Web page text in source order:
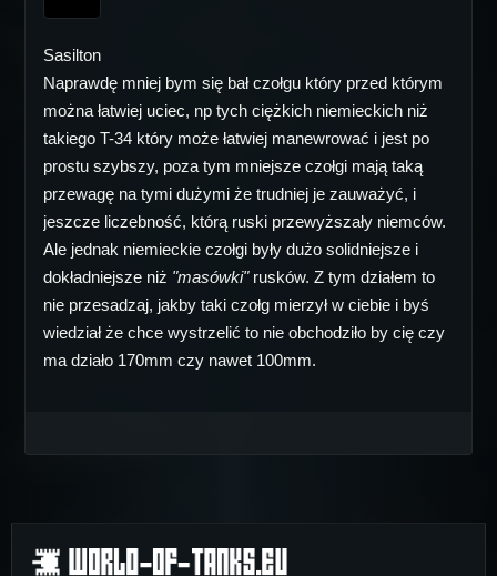
Sasilton
Naprawdę mniej bym się bał czołgu który przed którym
można łatwiej uciec, np tych ciężkich niemieckich niż
takiego T-34 który może łatwiej manewrować i jest po
prostu szybszy, poza tym mniejsze czołgi mają taką
przewagę na tymi dużymi że trudniej je zauważyć, i
jeszcze liczebność, którą ruski przewyższały niemców.
Ale jednak niemieckie czołgi były dużo solidniejsze i
dokładniejsze niż "masówki"rusków. Z tym działem to
nie przesadzaj, jakby taki czołg mierzył w ciebie i byś
wiedział że chce wystrzelić to nie obchodziło by cię czy
ma działo 170mm czy nawet 100mm.